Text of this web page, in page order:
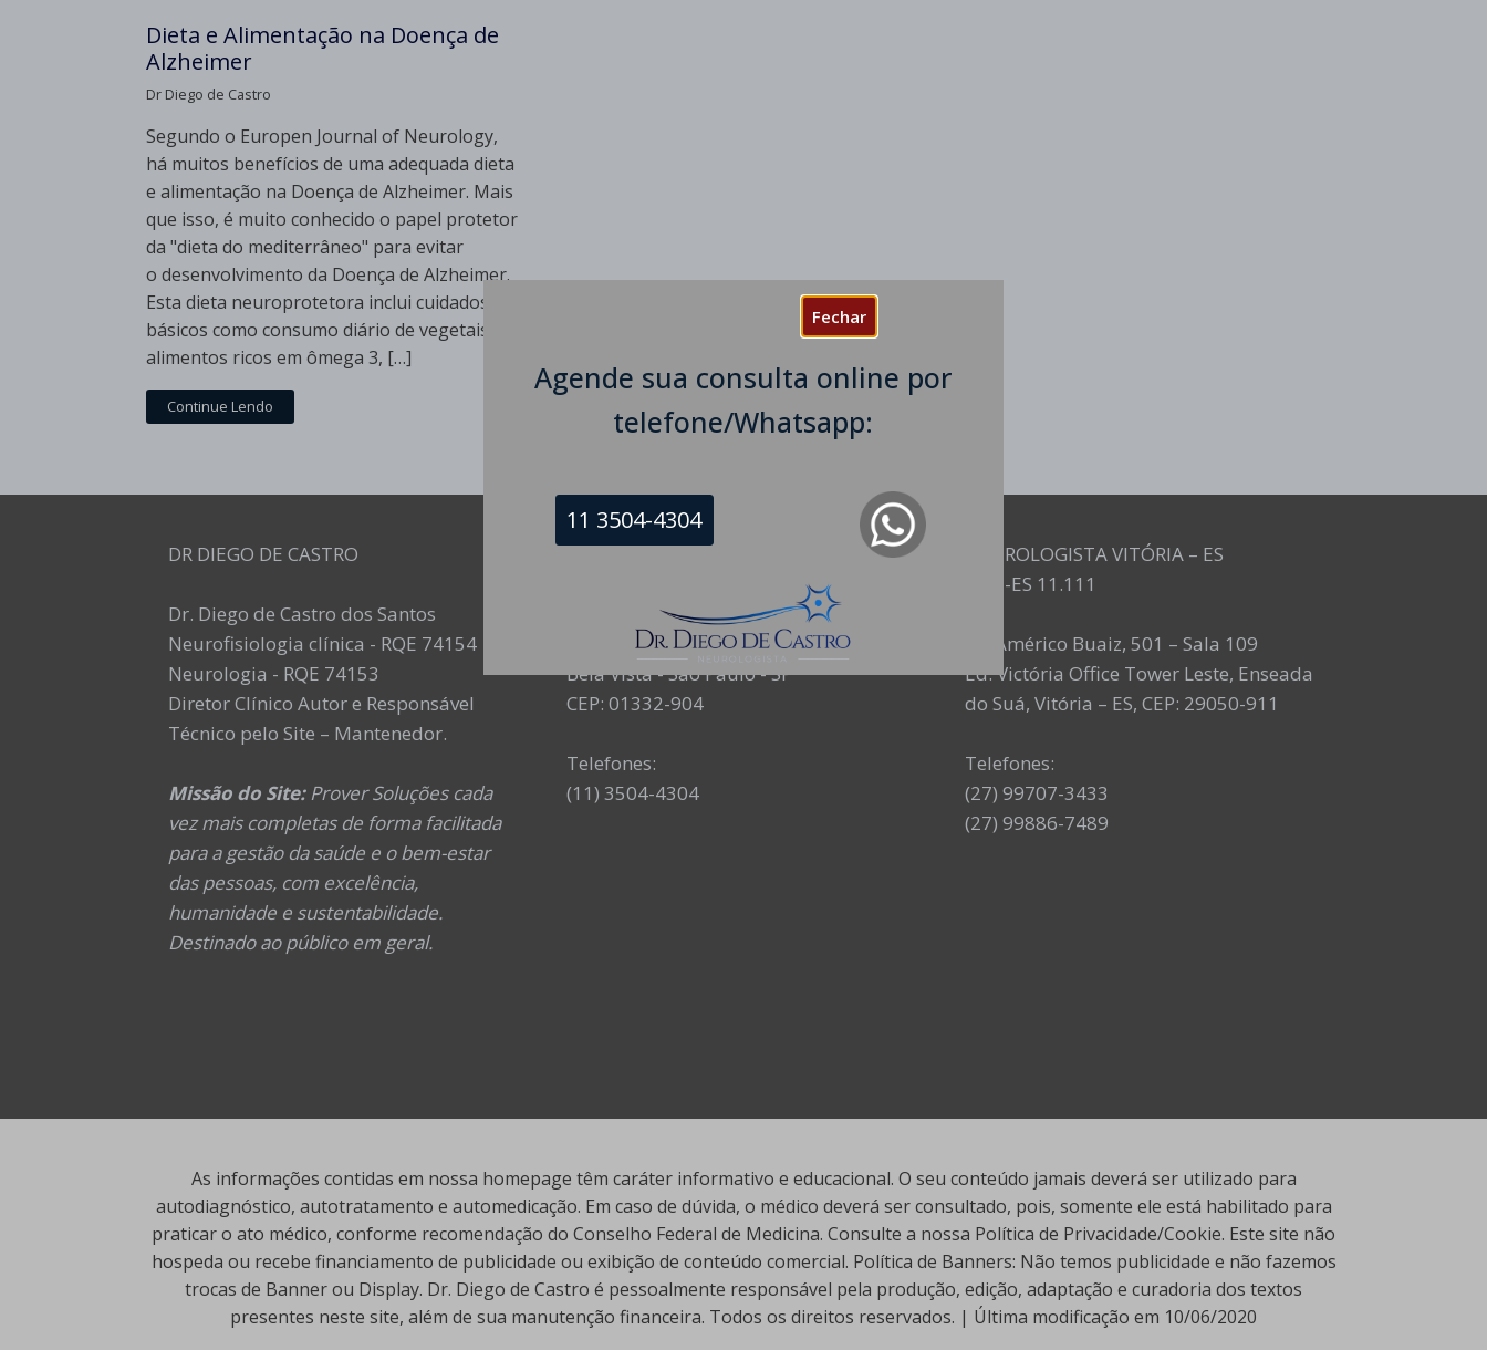
Fechar
Agende sua consulta online por
telefone/Whatsapp:
11 3504-4304
Dieta e Alimentação na Doença de
Alzheimer
Dr Diego de Castro
Segundo o Europen Journal of Neurology,
há muitos benefícios de uma adequada dieta
e alimentação na Doença de Alzheimer. Mais
que isso, é muito conhecido o papel protetor
da "dieta do mediterrâneo" para evitar
o desenvolvimento da Doença de Alzheimer.
Esta dieta neuroprotetora inclui cuidados
básicos como consumo diário de vegetais, de
alimentos ricos em ômega 3, […]
Continue Lendo
DR DIEGO DE CASTRO
Dr. Diego de Castro dos Santos
Neurofisiologia clínica - RQE 74154
Neurologia - RQE 74153
Diretor Clínico Autor e Responsável
Técnico pelo Site – Mantenedor.
Missão do Site:Prover Soluções cada
vez mais completas de forma facilitada
para a gestão da saúde e o bem-estar
das pessoas, com excelência,
humanidade e sustentabilidade.
Destinado ao público em geral.
NEUROLOGISTA EM SÃO PAULO – SP
R. Itapeva, 518 - sala 1301
Bela Vista - São Paulo - SP
CEP: 01332-904
Telefones:
(11) 3504-4304
NEUROLOGISTA VITÓRIA – ES
CRM-ES 11.111
Av. Américo Buaiz, 501 – Sala 109
Ed. Victória Office Tower Leste, Enseada
do Suá, Vitória – ES, CEP: 29050-911
Telefones:
(27) 99707-3433
(27) 99886-7489
As informações contidas em nossa homepage têm caráter informativo e educacional. O seu conteúdo jamais deverá ser utilizado para
autodiagnóstico, autotratamento e automedicação. Em caso de dúvida, o médico deverá ser consultado, pois, somente ele está habilitado para
praticar o ato médico, conforme recomendação do Conselho Federal de Medicina. Consulte a nossa Política de Privacidade/Cookie. Este site não
hospeda ou recebe financiamento de publicidade ou exibição de conteúdo comercial. Política de Banners: Não temos publicidade e não fazemos
trocas de Banner ou Display. Dr. Diego de Castro é pessoalmente responsável pela produção, edição, adaptação e curadoria dos textos
presentes neste site, além de sua manutenção financeira. Todos os direitos reservados. | Última modificação em 10/06/2020